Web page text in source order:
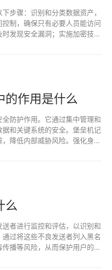
步骤：识别和分类数据资产，
制，确保只有必要人员能访问
发现安全漏洞；实施加密技术
的作用是什么
防护作用。它通过集中管理和
和关键系统的安全。堡垒机记
降低内部威胁风险。强化身份
么
者进行监控和评估，以识别和
过将这些不良发送者列入黑名
播等风险，从而保护用户的邮